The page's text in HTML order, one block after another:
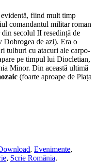
fiind mult timp
comandantul militar roman
secolul II resedință de
de azi). Era o
tulburi cu atacuri ale carpo-
pe timpul lui Diocletian,
Minor. Din această ultimă
(foarte aproape de Piața
, Evenimente,
, Scrie România.